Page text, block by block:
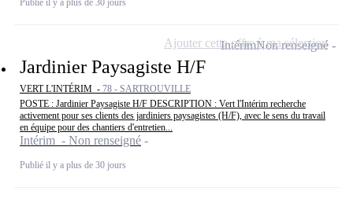
Publié il y a plus de 30 jours
Jardinier Paysagiste H/F
VERT L'INTÉRIM - 78 - SARTROUVILLE
POSTE : Jardinier Paysagiste H/F DESCRIPTION : Vert l'Intérim recherche
activement pour ses clients des jardiniers paysagistes (H/F), avec le sens du travail
en équipe pour des chantiers d'entretien...
Intérim - Non renseigné
Publié il y a plus de 30 jours
IntérimNon renseigné
Ajouter cette offre à ma sélection